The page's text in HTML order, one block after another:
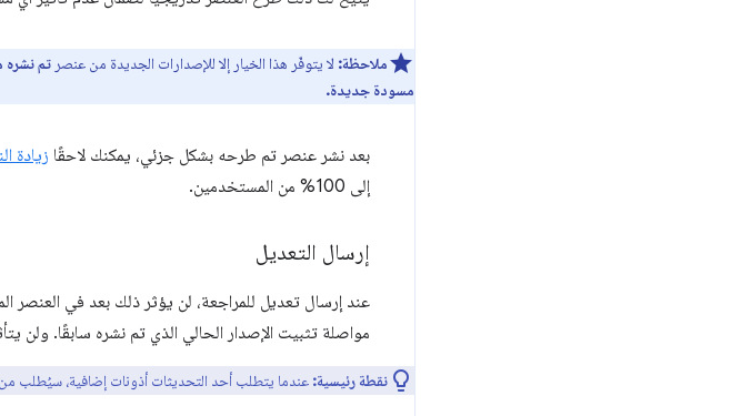
ملاحظة: لا يتوفّر هذا الخيار إلا للإصدارات الجديدة من عنصر تم نشره
مسودة جديدة.
بعد نشر عنصر تم طرحه بشكل جزئي، يمكنك لاحقًا زيادة
إلى 100% من المستخدمين.
إرسال التعديل
عند إرسال تعديل للمراجعة، لن يؤثر ذلك بعد في العنصر
مواصلة تثبيت الإصدار الحالي الذي تم نشره سابقًا. ولن
نقطة رئيسية: عندما يتطلب أحد التحديثات أذونات إضافية، سيُطلب من